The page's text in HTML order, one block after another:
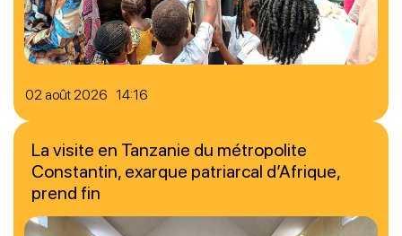
02 août 2026 14:16
La visite en Tanzanie du métropolite
Constantin, exarque patriarcal d’Afrique,
prend fin